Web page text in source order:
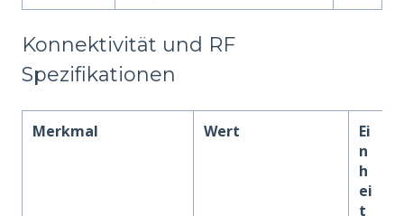
Konnektivität und RF
Spezifikationen
Merkmal Wert
Ei
n
h
ei
t